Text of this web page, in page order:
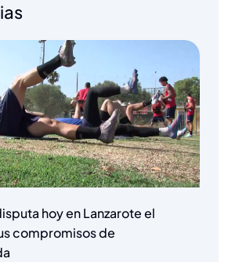
hoy en Lanzarote el
compromisos de